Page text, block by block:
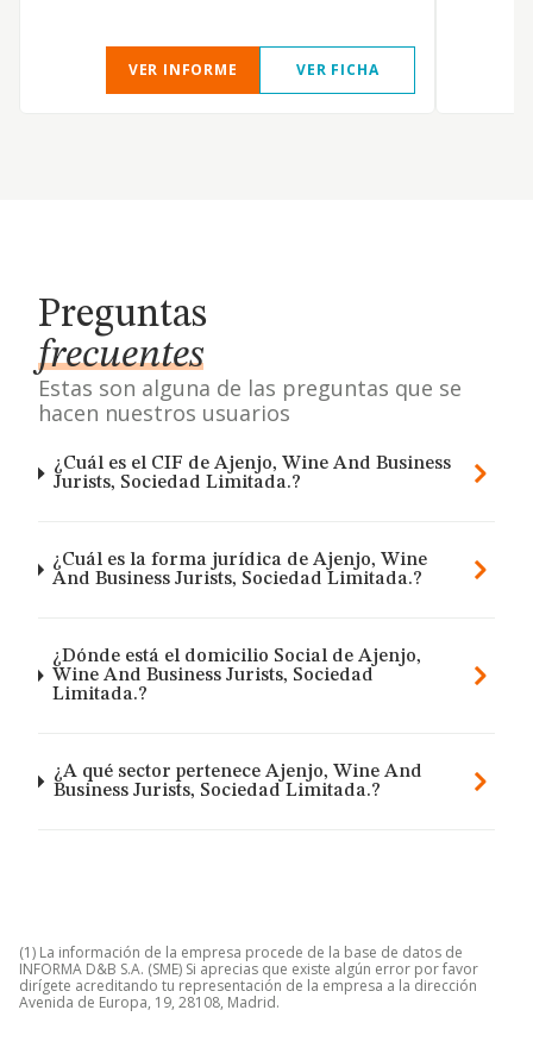
VER INFORME VER FICHA
Preguntas
frecuentes
Estas son alguna de las preguntas que se
hacen nuestros usuarios
¿Cuál es el CIF de Ajenjo, Wine And Business
Jurists, Sociedad Limitada.?
¿Cuál es la forma jurídica de Ajenjo, Wine
And Business Jurists, Sociedad Limitada.?
¿Dónde está el domicilio Social de Ajenjo,
Wine And Business Jurists, Sociedad
Limitada.?
¿A qué sector pertenece Ajenjo, Wine And
Business Jurists, Sociedad Limitada.?
(1) La información de la empresa procede de la base de datos de
INFORMA D&B S.A. (SME) Si aprecias que existe algún error por favor
dirígete acreditando tu representación de la empresa a la dirección
Avenida de Europa, 19, 28108, Madrid.